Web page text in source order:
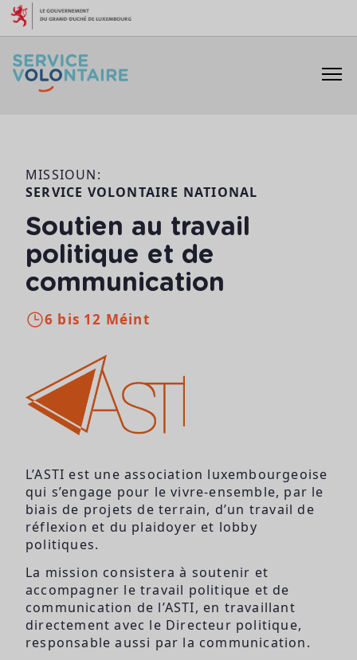
Skip to content
MISSIOUN:
SERVICE VOLONTAIRE NATIONAL
Soutien au travail
politique et de
communication
6 bis 12 Méint
L’ASTI est une association luxembourgeoise
qui s’engage pour le vivre-ensemble, par le
biais de projets de terrain, d’un travail de
réflexion et du plaidoyer et lobby
politiques.
La mission consistera à soutenir et
accompagner le travail politique et de
communication de l’ASTI, en travaillant
directement avec le Directeur politique,
responsable aussi par la communication.